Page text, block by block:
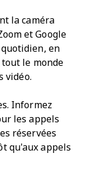
la caméra
et Google
en
le monde
vidéo.
Informez
les appels
réservées
qu'aux appels